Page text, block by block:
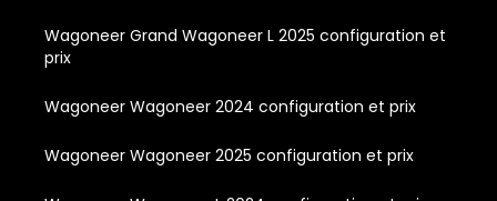
Wagoneer Grand Wagoneer L 2025 configuration et
prix
Wagoneer Wagoneer 2024 configuration et prix
Wagoneer Wagoneer 2025 configuration et prix